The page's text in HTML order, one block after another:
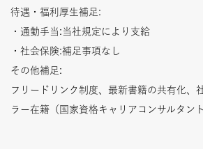
待遇・福利厚生補足:
・通勤手当:当社規定により支給
・社会保険:補足事項なし
その他補足:
フリードリンク制度、最新書籍の共有化、
ラー在籍（国家資格キャリアコンサルタン